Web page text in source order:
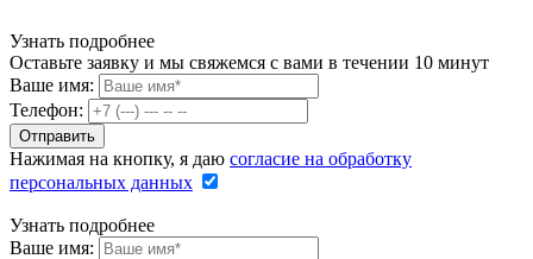
Узнать подробнее
Оставьте заявку и мы свяжемся с вами в течении 10 минут
Ваше имя:
Телефон:
Нажимая на кнопку, я даю согласие на обработку
персональных данных
Узнать подробнее
Ваше имя: